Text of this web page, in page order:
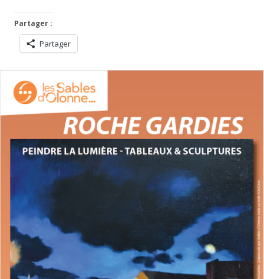
Partager :
Partager